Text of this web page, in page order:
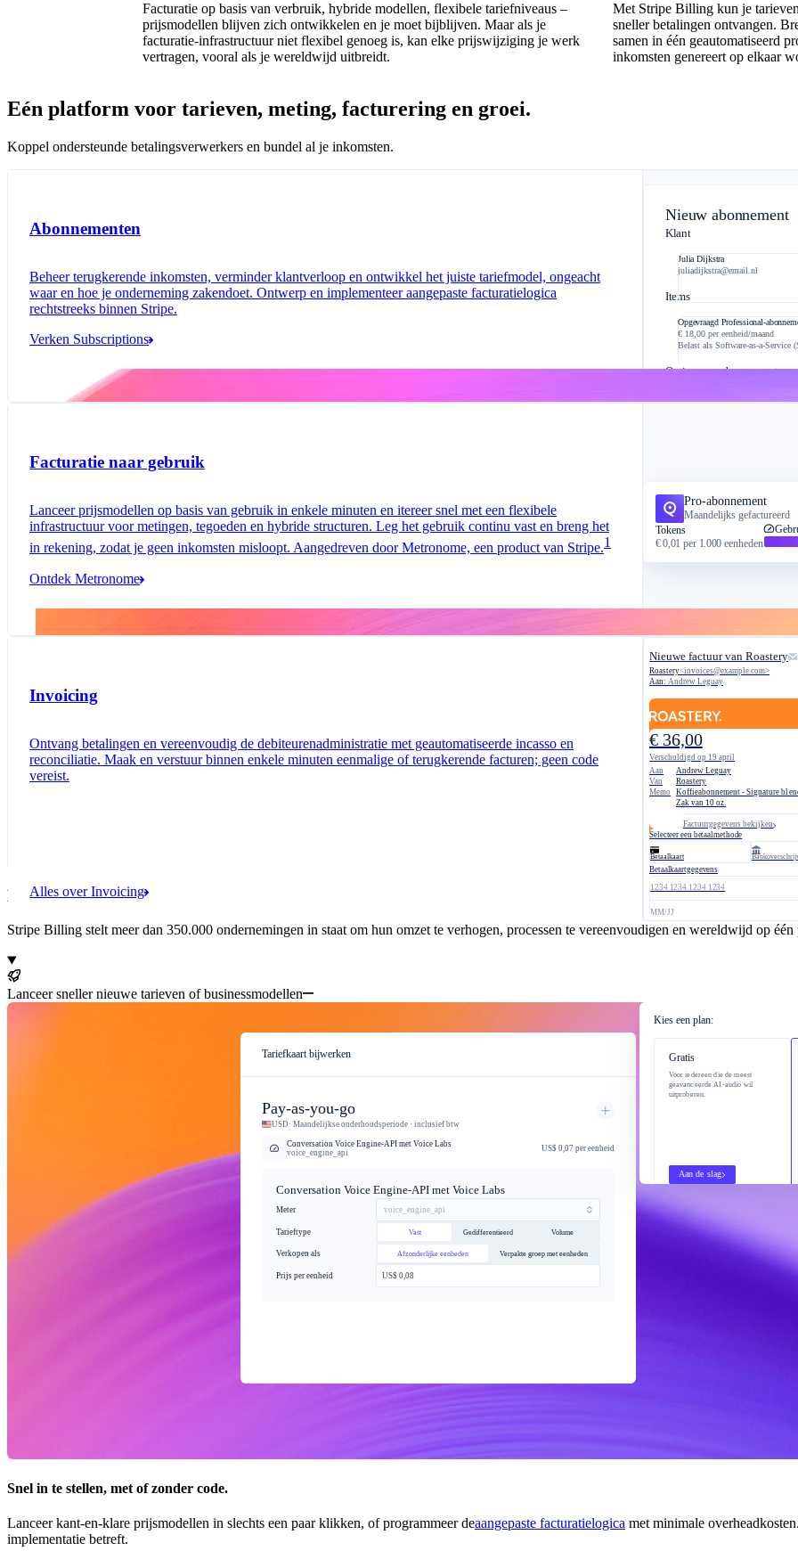
Facturatie op basis van verbruik, hybride modellen, flexibele tariefniveaus –
prijsmodellen blijven zich ontwikkelen en je moet bijblijven. Maar als je
facturatie-infrastructuur niet flexibel genoeg is, kan elke prijswijziging je werk
vertragen, vooral als je wereldwijd uitbreidt.
Met Stripe Billing kun je
sneller betalingen ontvangen.
samen in één geautomatiseerd
inkomsten genereert op elkaar
Eén platform voor tarieven, meting, facturering en groei.
Koppel ondersteunde betalingsverwerkers en bundel al je inkomsten.
Abonnementen
Beheer terugkerende inkomsten, verminder klantverloop en ontwikkel het juiste tariefmodel, ongeacht
waar en hoe je onderneming zakendoet. Ontwerp en implementeer aangepaste facturatielogica
rechtstreeks binnen Stripe.
Verken Subscriptions
Nieuw abonnement
Klant
Julia Dijkstra
juliadijkstra@email.nl
Items
Opgevraagd Professional-
€ 18,00 per eenheid/maand
Belast als Software-as-a-Service
Opties voor abonnementen
Facturatie naar gebruik
Lanceer prijsmodellen op basis van gebruik in enkele minuten en itereer snel met een flexibele
infrastructuur voor metingen, tegoeden en hybride structuren. Leg het gebruik continu vast en breng het
in rekening, zodat je geen inkomsten misloopt. Aangedreven door Metronome, een product van Stripe.1
Ontdek Metronome
Pro-abonnement
Maandelijks gefactureerd
Tokens
€ 0,01 per 1.000 eenheden
Invoicing
Ontvang betalingen en vereenvoudig de debiteurenadministratie met geautomatiseerde incasso en
reconciliatie. Maak en verstuur binnen enkele minuten eenmalige of terugkerende facturen; geen code
vereist.
Alles over Invoicing
Nieuwe factuur van Roastery
Roastery<invoices@example.com>
Aan: Andrew Leguay
€ 36,00
Verschuldigd op 19 april
Aan
Andrew Leguay
Van
Roastery
Memo
Koffieabonnement - Signature
Zak van 10 oz.
Factuurgegevens bekijken
Selecteer een betaalmethode
Betaalkaart
Betaalkaartgegevens
1234 1234 1234 1234
MM/JJ
Een geïntegreerd facturatieplatform voor je complete cyclus van offerte tot inkomsten
Stripe Billing stelt meer dan 350.000 ondernemingen in staat om hun omzet te verhogen, processen te vereenvoudigen en wereldwijd op één
Lanceer sneller nieuwe tarieven of businessmodellen
Tariefkaart bijwerken
Pay-as-you-go
USD · Maandelijkse onderhoudsperiode · inclusief btw
Conversation Voice Engine-API met Voice Labs
voice_engine_api
US$ 0,07 per eenheid
Conversation Voice Engine-API met Voice Labs
Meter voice_engine_api
Tarieftype Vast Gedifferentieerd Volume
Verkopen als Afzonderlijke eenheden Verpakte groep met eenheden
Prijs per eenheid US$ 0,08
Kies een plan:
Gratis
Voor iedereen die de meest
geavanceerde AI-audio wil
uitproberen.
Aan de slag
Snel in te stellen, met of zonder code.
Lanceer kant-en-klare prijsmodellen in slechts een paar klikken, of programmeer deaangepaste facturatielogica met minimale
implementatie betreft.